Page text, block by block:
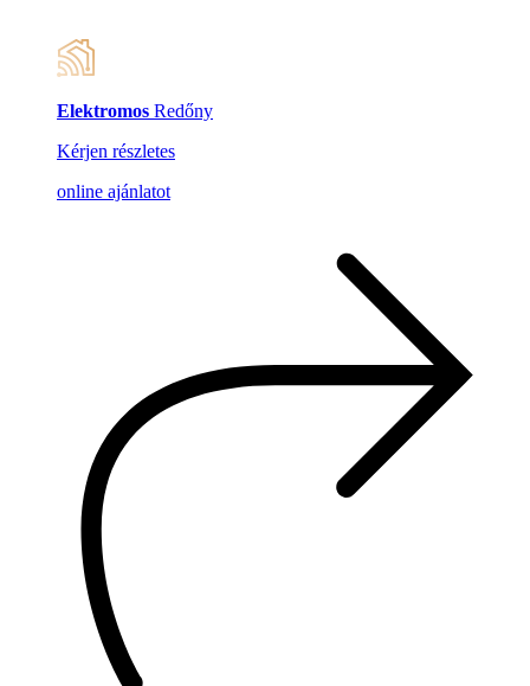
Elektromos Redőny
Kérjen részletes
online ajánlatot